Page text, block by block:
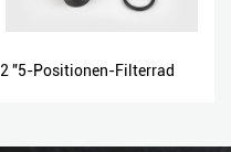
2 "5-Positionen-Filterrad